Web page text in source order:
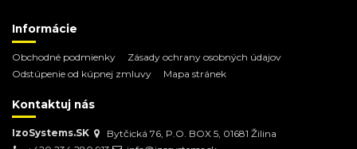
Informácie
Obchodné podmienky
Zásady ochrany osobných údajov
Odstúpenie od kúpnej zmluvy
Mapa stránek
Kontaktuj nás
IzoSystems.SK
Bytčická 76, P.O. BOX 5, 01681 Žilina